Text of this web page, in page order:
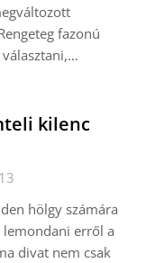
fazonú
kilenc
hölgy számára
erről a
divat nem csak